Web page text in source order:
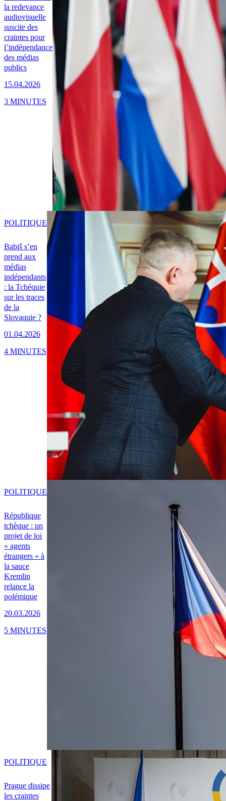
la redevance
audiovisuelle
suscite des
craintes pour
l’indépendance
des médias
publics
15.04.2026
3 MINUTES
Babiš s’en
prend aux
médias
indépendants
: la Tchéquie
sur les traces
de la
Slovaquie ?
01.04.2026
POLITIQUE
4 MINUTES
République
tchèque : un
projet de loi
« agents
étrangers » à
la sauce
Kremlin
relance la
polémique
20.03.2026
POLITIQUE
5 MINUTES
Prague dissipe
les craintes
POLITIQUE